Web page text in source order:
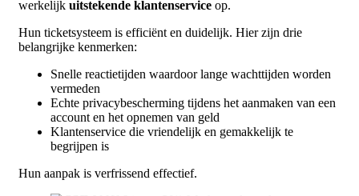
werkelijk uitstekende klantenservice op.
Hun ticketsysteem is efficiënt en duidelijk. Hier zijn drie
belangrijke kenmerken:
Snelle reactietijden waardoor lange wachttijden worden
vermeden
Echte privacybescherming tijdens het aanmaken van een
account en het opnemen van geld
Klantenservice die vriendelijk en gemakkelijk te
begrijpen is
Hun aanpak is verfrissend effectief.